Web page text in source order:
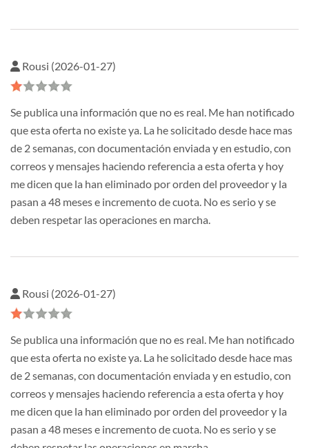
Rousi (2026-01-27)
Se publica una información que no es real. Me han notificado
que esta oferta no existe ya. La he solicitado desde hace mas
de 2 semanas, con documentación enviada y en estudio, con
correos y mensajes haciendo referencia a esta oferta y hoy
me dicen que la han eliminado por orden del proveedor y la
pasan a 48 meses e incremento de cuota. No es serio y se
deben respetar las operaciones en marcha.
Rousi (2026-01-27)
Se publica una información que no es real. Me han notificado
que esta oferta no existe ya. La he solicitado desde hace mas
de 2 semanas, con documentación enviada y en estudio, con
correos y mensajes haciendo referencia a esta oferta y hoy
me dicen que la han eliminado por orden del proveedor y la
pasan a 48 meses e incremento de cuota. No es serio y se